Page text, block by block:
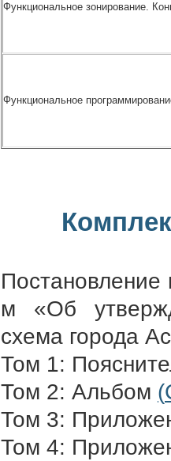
Функциональное зонирование.
Функциональное
м «Об
схема города
Том 1:
Том 2: Альбом (
Том 3:
Том 4: